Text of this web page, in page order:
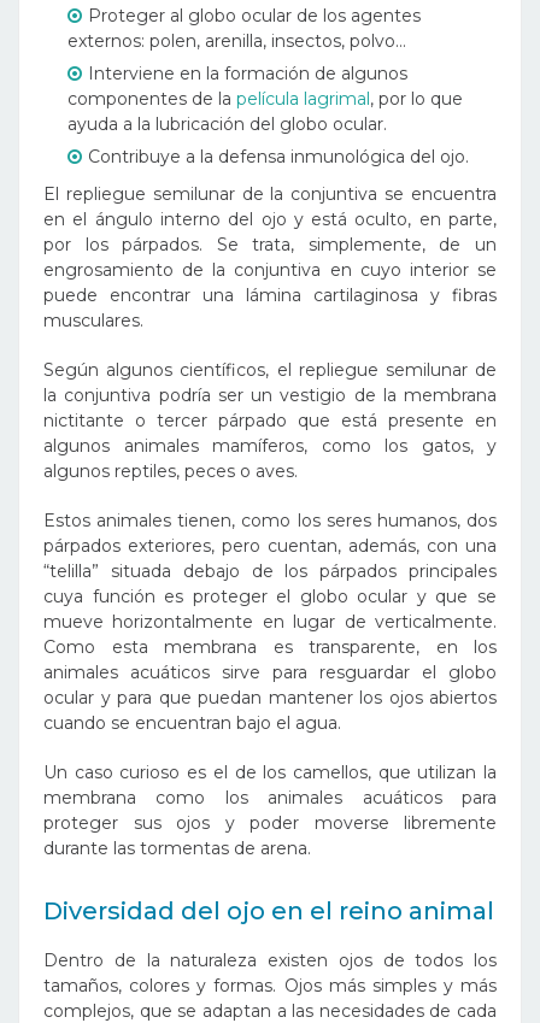
Proteger al globo ocular de los agentes
externos: polen, arenilla, insectos, polvo…
Interviene en la formación de algunos
componentes de la película lagrimal, por lo que
ayuda a la lubricación del globo ocular.
Contribuye a la defensa inmunológica del ojo.
El repliegue semilunar de la conjuntiva se encuentra
en el ángulo interno del ojo y está oculto, en parte,
por los párpados. Se trata, simplemente, de un
engrosamiento de la conjuntiva en cuyo interior se
puede encontrar una lámina cartilaginosa y fibras
musculares.
Según algunos científicos, el repliegue semilunar de
la conjuntiva podría ser un vestigio de la membrana
nictitante o tercer párpado que está presente en
algunos animales mamíferos, como los gatos, y
algunos reptiles, peces o aves.
Estos animales tienen, como los seres humanos, dos
párpados exteriores, pero cuentan, además, con una
“telilla” situada debajo de los párpados principales
cuya función es proteger el globo ocular y que se
mueve horizontalmente en lugar de verticalmente.
Como esta membrana es transparente, en los
animales acuáticos sirve para resguardar el globo
ocular y para que puedan mantener los ojos abiertos
cuando se encuentran bajo el agua.
Un caso curioso es el de los camellos, que utilizan la
membrana como los animales acuáticos para
proteger sus ojos y poder moverse libremente
durante las tormentas de arena.
Diversidad del ojo en el reino animal
Dentro de la naturaleza existen ojos de todos los
tamaños, colores y formas. Ojos más simples y más
complejos, que se adaptan a las necesidades de cada